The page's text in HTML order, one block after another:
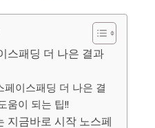
스패딩 더 나은 결과
페이스패딩 더 나은 결
움이 되는 팁!!
지금바로 시작 노스페